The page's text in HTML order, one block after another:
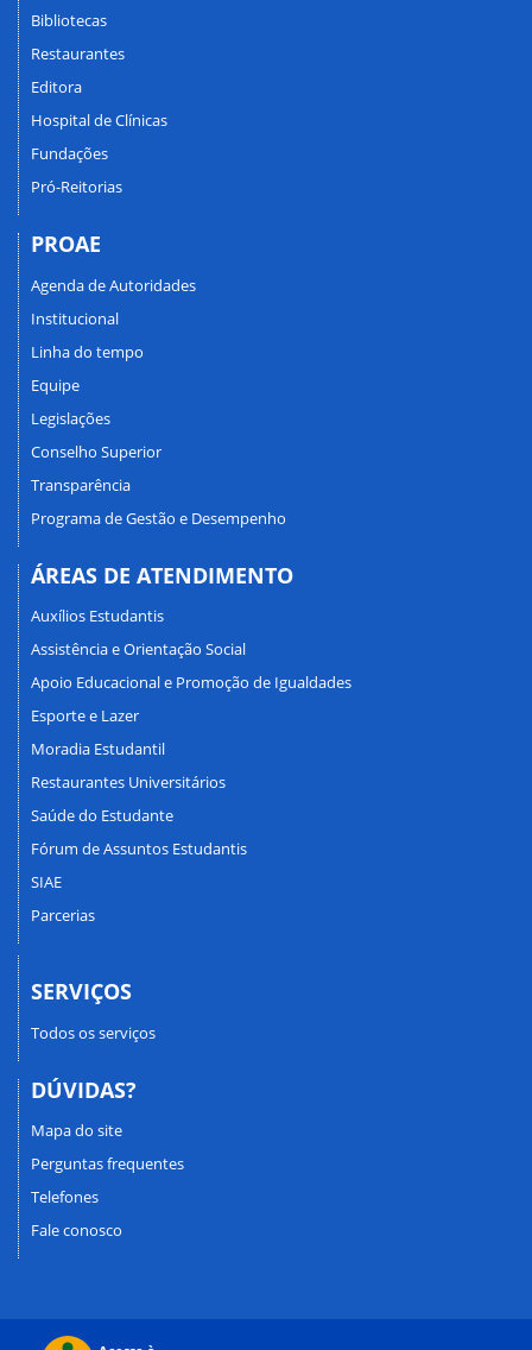
Bibliotecas
Restaurantes
Editora
Hospital de Clínicas
Fundações
Pró-Reitorias
PROAE
Agenda de Autoridades
Institucional
Linha do tempo
Equipe
Legislações
Conselho Superior
Transparência
Programa de Gestão e Desempenho
ÁREAS DE ATENDIMENTO
Auxílios Estudantis
Assistência e Orientação Social
Apoio Educacional e Promoção de Igualdades
Esporte e Lazer
Moradia Estudantil
Restaurantes Universitários
Saúde do Estudante
Fórum de Assuntos Estudantis
SIAE
Parcerias
SERVIÇOS
Todos os serviços
DÚVIDAS?
Mapa do site
Perguntas frequentes
Telefones
Fale conosco